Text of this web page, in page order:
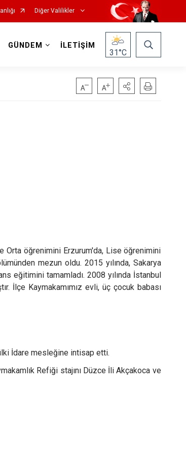
Diğer Valilikler
GÜNDEM İLETİŞİM
31°C
öğrenimini Erzurum'da, Lise öğrenimini
mezun oldu. 2015 yılında, Sakarya
eğitimini tamamladı. 2008 yılında İstanbul
İlçe Kaymakamımız evli, üç çocuk babası
İdare mesleğine intisap etti.
Refiği stajını Düzce İli Akçakoca ve